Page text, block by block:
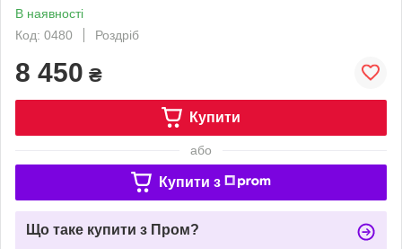
В наявності
Код: 0480
Роздріб
8 450 ₴
Купити
або
Купити з
Що таке купити з Пром?